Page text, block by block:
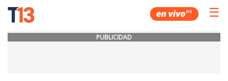
☰
PUBLICIDAD